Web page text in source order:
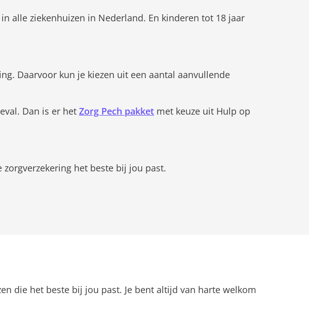
alle ziekenhuizen in Nederland. En kinderen tot 18 jaar
Daarvoor kun je kiezen uit een aantal aanvullende
Dan is er het Zorg Pech pakket met keuze uit Hulp op
het beste bij jou past.
die het beste bij jou past. Je bent altijd van harte welkom